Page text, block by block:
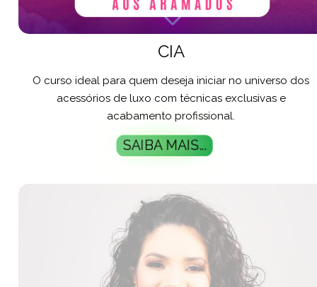
CIA
O curso ideal para quem deseja iniciar no universo dos
acessórios de luxo com técnicas exclusivas e
acabamento profissional.
SAIBA MAIS...